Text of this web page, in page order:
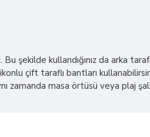
şekilde kullandığınız da arka
çift taraflı bantları
masa örtüsü veya plaj